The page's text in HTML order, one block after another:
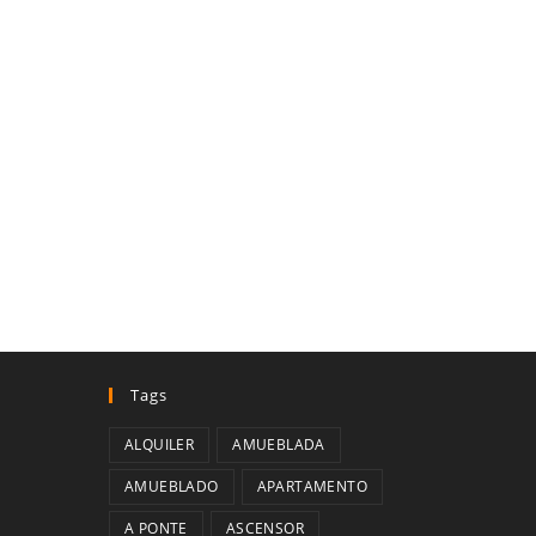
Tags
ALQUILER AMUEBLADA
AMUEBLADO APARTAMENTO
A PONTE ASCENSOR